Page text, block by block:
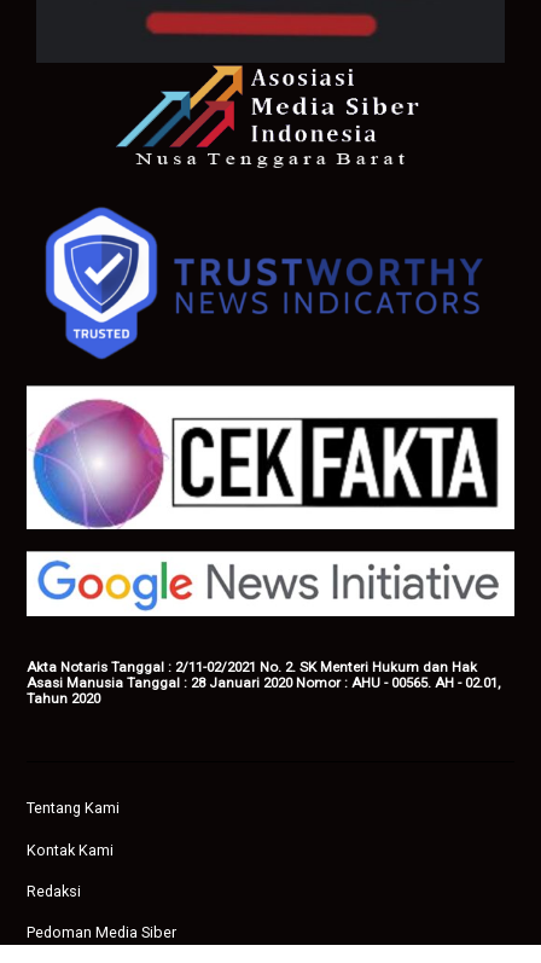
Akta Notaris Tanggal : 2/11-02/2021 No. 2. SK Menteri Hukum dan Hak
Asasi Manusia Tanggal : 28 Januari 2020 Nomor : AHU - 00565. AH - 02.01,
Tahun 2020
Tentang Kami
Kontak Kami
Redaksi
Pedoman Media Siber